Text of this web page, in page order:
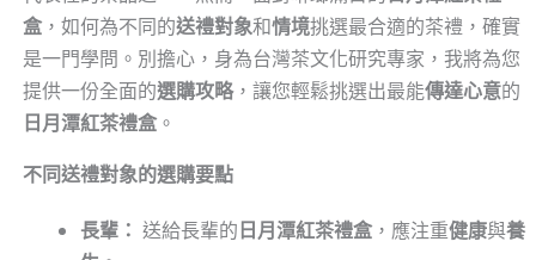
盒，如何為不同的送禮對象和情境挑選最合適的茶禮，確實
是一門學問。別擔心，身為台灣茶文化研究專家，我將為您
提供一份全面的選購攻略，讓您輕鬆挑選出最能傳達心意的
日月潭紅茶禮盒。
不同送禮對象的選購要點
長輩： 送給長輩的日月潭紅茶禮盒，應注重健康與養